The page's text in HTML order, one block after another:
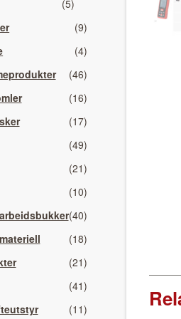
(5)
(9)
(4)
(46)
(16)
(17)
(49)
(21)
(10)
(40)
(18)
(21)
(41)
(11)